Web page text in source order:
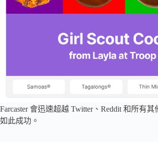
Farcaster 會迅速超越 Twitter、Reddit 和所有
如此成功。